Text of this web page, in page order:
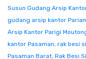
Susun Gudang Arsip
gudang arsip kantor
Arsip Kantor Parigi
kantor Pasaman, rak besi
Pasaman Barat, Rak Besi